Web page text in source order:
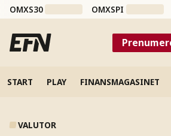
OMXS30 OMXSPI
START PLAY FINANSMAGASINET
VALUTOR